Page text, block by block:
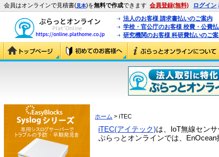
会員はオンラインで見積書(見本)を無料で作成できます 会員登録(無料) ログイン
法人のお客様 請求書払いのご案内
学校・官公庁のお客様 校費・公費
研究機関のお客様 科研費払いのご
ホーム > iTEC
iTEC(アイテック)は、IoT無線セン
ぷらっとオンラインでは、